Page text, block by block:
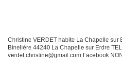
Christine VERDET habite La Chapelle sur
Binelière 44240 La Chapelle sur Erdre
verdet.christine@gmail.com Facebook